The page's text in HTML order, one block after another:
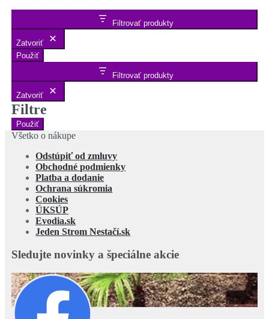
Filtrovať produkty
Zatvoriť
Použiť
Filtrovať produkty
Zatvoriť
Filtre
Použiť
Všetko o nákupe
Odstúpiť od zmluvy
Obchodné podmienky
Platba a dodanie
Ochrana súkromia
Cookies
ÚKSÚP
Evodia.sk
Jeden Strom Nestačí.sk
Sledujte novinky a špeciálne akcie